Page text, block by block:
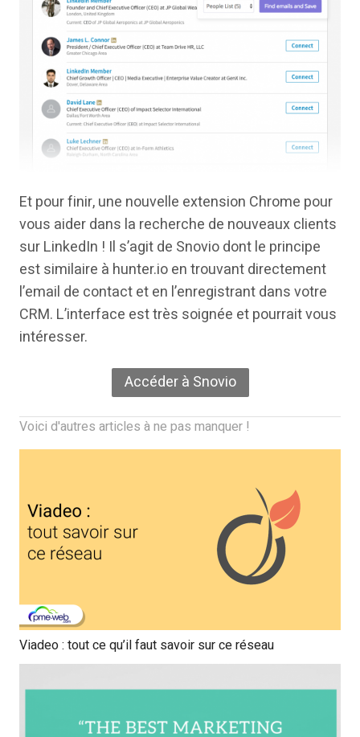
Et pour finir, une nouvelle extension Chrome pour
vous aider dans la recherche de nouveaux clients
sur LinkedIn ! Il s’agit de Snovio dont le principe
est similaire à hunter.io en trouvant directement
l’email de contact et en l’enregistrant dans votre
CRM. L’interface est très soignée et pourrait vous
intéresser.
Accéder à Snovio
Voici d'autres articles à ne pas manquer !
Viadeo : tout ce qu’il faut savoir sur ce réseau